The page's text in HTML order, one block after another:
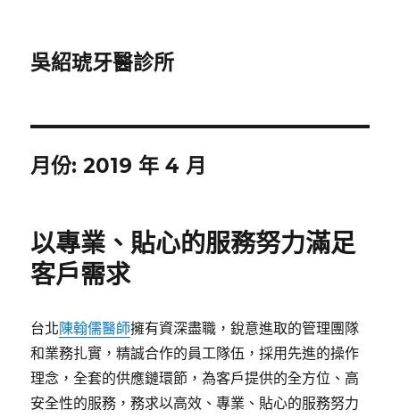
吳紹琥牙醫診所
月份:2019 年 4 月
以專業、貼心的服務努力滿足
客戶需求
台北陳翰儒醫師擁有資深盡職，銳意進取的管理團隊
和業務扎實，精誠合作的員工隊伍，採用先進的操作
理念，全套的供應鏈環節，為客戶提供的全方位、高
安全性的服務，務求以高效、專業、貼心的服務努力